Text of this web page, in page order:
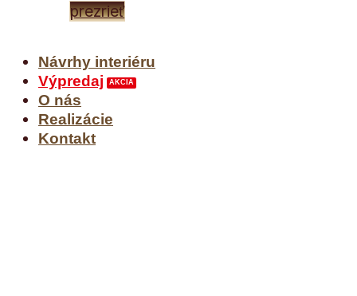
prezrieť
Návrhy interiéru
Výpredaj
O nás
Realizácie
Kontakt